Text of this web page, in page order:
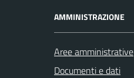
AMMINISTRAZIONE
Aree amministrative
Documenti e dati